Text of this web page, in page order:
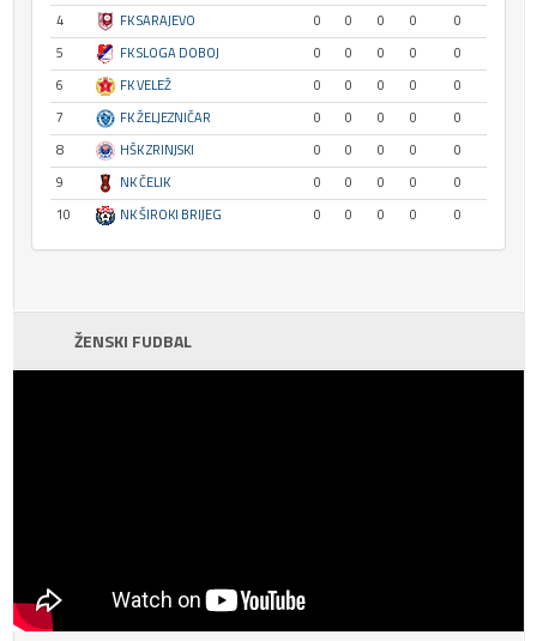
4
FK SARAJEVO 0 0 0 0
0
5
FK SLOGA DOBOJ 0 0 0 0
0
6
FK VELEŽ 0 0 0 0
0
7
FK ŽELJEZNIČAR 0 0 0 0
0
8
HŠK ZRINJSKI 0 0 0 0
0
9
NK ČELIK 0 0 0 0
0
10
NK ŠIROKI BRIJEG 0 0 0 0 0
ŽENSKI FUDBAL